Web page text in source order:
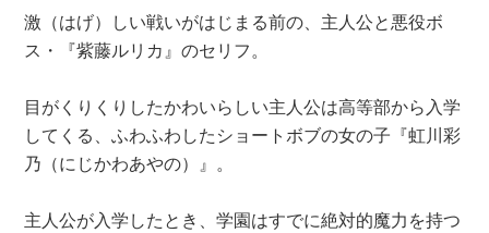
激（はげ）しい戦いがはじまる前の、主人公と悪役ボ
ス・『紫藤ルリカ』のセリフ。
目がくりくりしたかわいらしい主人公は高等部から入学
してくる、ふわふわしたショートボブの女の子『虹川彩
乃（にじかわあやの）』。
主人公が入学したとき、学園はすでに絶対的魔力を持つ